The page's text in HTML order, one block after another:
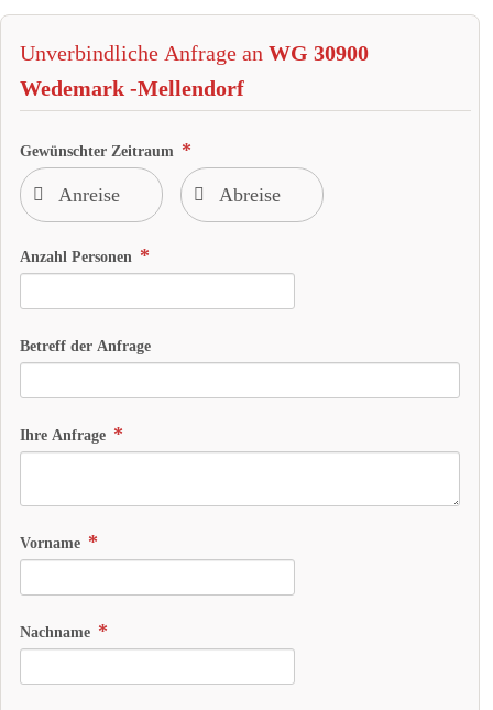
Unverbindliche Anfrage an WG 30900
Wedemark -Mellendorf
Gewünschter Zeitraum
Anzahl Personen
Betreff der Anfrage
Ihre Anfrage
Vorname
Nachname